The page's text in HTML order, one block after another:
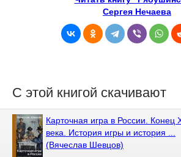
Сергея Нечаева
С этой книгой скачивают
Карточная игра в России. Конец
века. История игры и история ...
(Вячеслав Шевцов)